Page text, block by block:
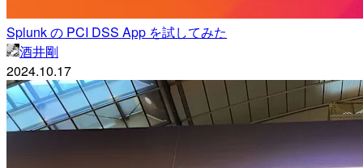
Splunk の PCI DSS App を試してみた
酒井剛
2024.10.17